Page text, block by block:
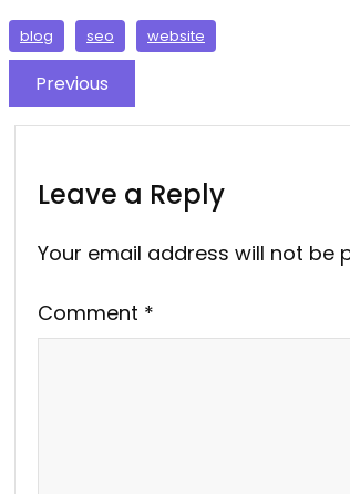
blog seo website
Previous
Leave a Reply
Your email address will not be
Comment *